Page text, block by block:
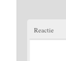
Reactie